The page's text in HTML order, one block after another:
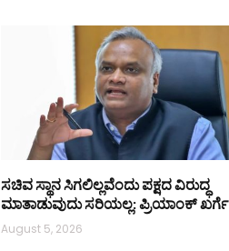
ಸಚಿವ ಸ್ಥಾನ ಸಿಗಲಿಲ್ಲವೆಂದು ಪಕ್ಷದ ವಿರುದ್ಧ
ಮಾತಾಡುವುದು ಸರಿಯಲ್ಲ: ಪ್ರಿಯಾಂಕ್ ಖರ್ಗೆ
August 5, 2026